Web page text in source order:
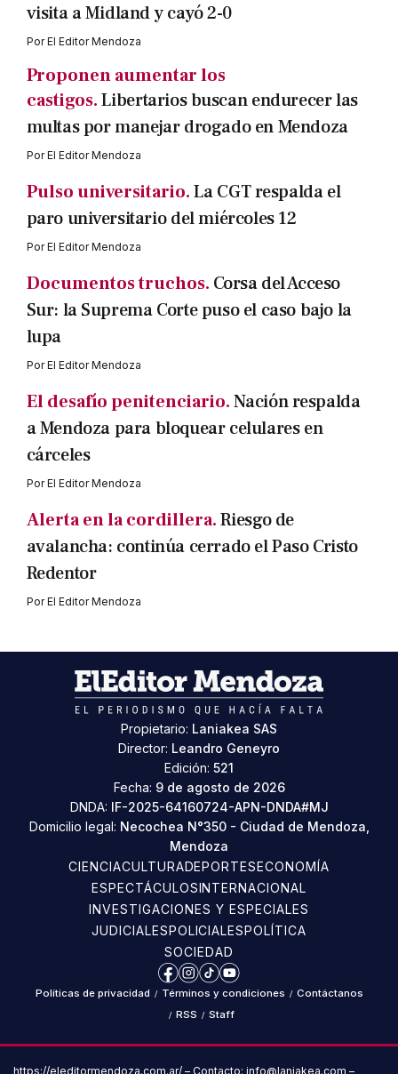
visita a Midland y cayó 2-0
PorEl Editor Mendoza
Proponen aumentar los
castigos.Libertarios buscan endurecer las
multas por manejar drogado en Mendoza
PorEl Editor Mendoza
Pulso universitario.La CGT respalda el
paro universitario del miércoles 12
PorEl Editor Mendoza
Documentos truchos. Corsa del Acceso
Sur: la Suprema Corte puso el caso bajo la
lupa
PorEl Editor Mendoza
El desafío penitenciario.Nación respalda
a Mendoza para bloquear celulares en
cárceles
PorEl Editor Mendoza
Alerta en la cordillera.Riesgo de
avalancha: continúa cerrado el Paso Cristo
Redentor
PorEl Editor Mendoza
Propietario: Laniakea SAS
Director: Leandro Geneyro
Edición: 521
Fecha: 9 de agosto de 2026
DNDA: IF-2025-64160724-APN-DNDA#MJ
Domicilio legal: Necochea N°350 - Ciudad de Mendoza,
Mendoza
CIENCIACULTURADEPORTESECONOMÍA
ESPECTÁCULOSINTERNACIONAL
INVESTIGACIONES Y ESPECIALES
JUDICIALESPOLICIALESPOLÍTICA
SOCIEDAD
Facebook
Instagram
TikTokYouTube
Políticas de privacidad / Términos y condiciones / Contáctanos
/ RSS / Staff
https://eleditormendoza.com.ar/ – Contacto: info@laniakea.com –